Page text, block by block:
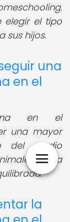
elegir el tipo
sus hijos.
una
en el
en el
una mayor
del medio
y una
la